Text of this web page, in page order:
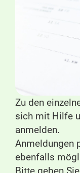
Zu den
sich mit Hilfe
anmelden.
Anmeldungen
ebenfalls